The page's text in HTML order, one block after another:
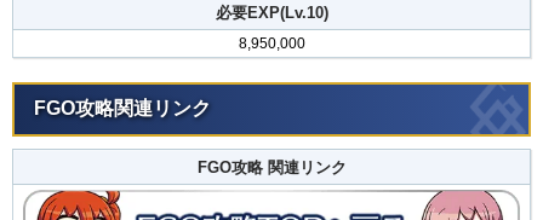
必要EXP(Lv.10)
8,950,000
FGO攻略関連リンク
FGO攻略 関連リンク